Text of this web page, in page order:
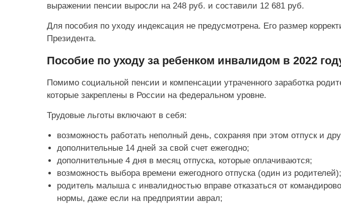
выражении пенсии выросли на 248 руб. и составили 12 681 руб.
Для пособия по уходу индексация не предусмотрена. Его размер
Президента.
Пособие по уходу за ребенком инвалидом в 2022
Помимо социальной пенсии и компенсации утраченного заработка
которые закреплены в России на федеральном уровне.
Трудовые льготы включают в себя:
возможность работать неполный день, сохраняя при этом отпуск и
дополнительные 14 дней за свой счет ежегодно;
дополнительные 4 дня в месяц отпуска, которые оплачиваются;
возможность выбора времени ежегодного отпуска (один из родителей);
родитель малыша с инвалидностью вправе отказаться от
нормы, даже если на предприятии аврал;